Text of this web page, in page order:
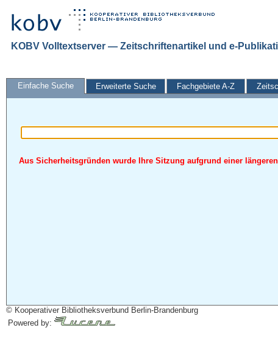
KOBV Volltextserver — Zeitschriftenartikel und e-
Einfache Suche Erweiterte Suche Fachgebiete A-Z
Aus Sicherheitsgründen wurde Ihre Sitzung aufgrund einer
© Kooperativer Bibliotheksverbund Berlin-Brandenburg
Powered by: